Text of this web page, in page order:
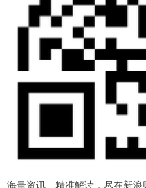
海量资讯、精准解读，尽在新浪